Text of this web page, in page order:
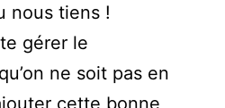
nous tiens !
gérer le
ne soit pas en
cette bonne